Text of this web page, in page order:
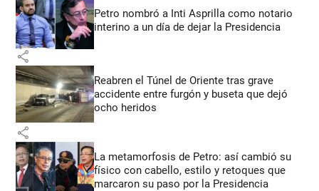
Petro nombró a Inti Asprilla como notario
interino a un día de dejar la Presidencia
share
Reabren el Túnel de Oriente tras grave
accidente entre furgón y buseta que dejó
ocho heridos
share
La metamorfosis de Petro: así cambió su
físico con cabello, estilo y retoques que
marcaron su paso por la Presidencia